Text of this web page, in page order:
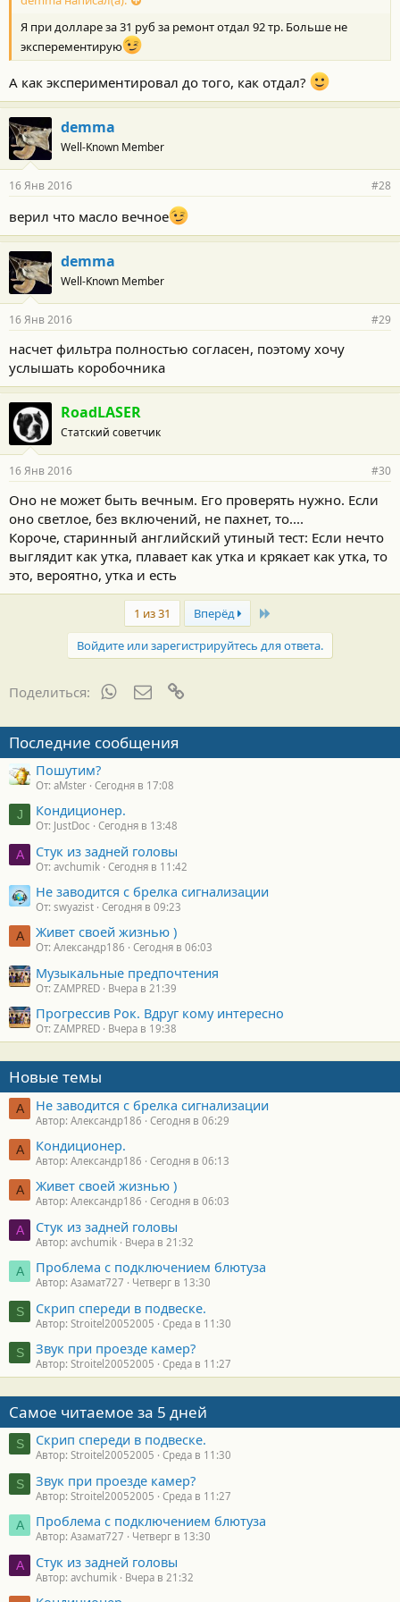
Я при долларе за 31 руб за ремонт отдал 92 тр. Больше не
эксперементирую
А как экспериментировал до того, как отдал?
demma
Well-Known Member
16 Янв 2016 #28
верил что масло вечное
demma
Well-Known Member
16 Янв 2016 #29
насчет фильтра полностью согласен, поэтому хочу
услышать коробочника
RoadLASER
Статский советчик
16 Янв 2016 #30
Оно не может быть вечным. Его проверять нужно. Если
оно светлое, без включений, не пахнет, то....
Короче, старинный английский утиный тест: Если нечто
выглядит как утка, плавает как утка и крякает как утка, то
это, вероятно, утка и есть
1 из 31 Вперёд
Войдите или зарегистрируйтесь для ответа.
Поделиться: WhatsAppЭлектронная почта
Последние сообщения
Пошутим?
От: aMster Сегодня в 17:08
J Кондиционер.
От: JustDoc Сегодня в 13:48
A Стук из задней головы
От: avchumik Сегодня в 11:42
Не заводится с брелка сигнализации
От: swyazist Сегодня в 09:23
А Живет своей жизнью )
От: Александр186 Сегодня в 06:03
Музыкальные предпочтения
От: ZAMPRED Вчера в 21:39
Прогрессив Рок. Вдруг кому интересно
От: ZAMPRED Вчера в 19:38
Новые темы
А Не заводится с брелка сигнализации
Автор: Александр186 Сегодня в 06:29
А Кондиционер.
Автор: Александр186 Сегодня в 06:13
А Живет своей жизнью )
Автор: Александр186 Сегодня в 06:03
A Стук из задней головы
Автор: avchumik Вчера в 21:32
А Проблема с подключением блютуза
Автор: Азамат727 Четверг в 13:30
S Скрип спереди в подвеске.
Автор: Stroitel20052005 Среда в 11:30
S Звук при проезде камер?
Автор: Stroitel20052005 Среда в 11:27
Самое читаемое за 5 дней
S Скрип спереди в подвеске.
Автор: Stroitel20052005 Среда в 11:30
S Звук при проезде камер?
Автор: Stroitel20052005 Среда в 11:27
А Проблема с подключением блютуза
Автор: Азамат727 Четверг в 13:30
A Стук из задней головы
Автор: avchumik Вчера в 21:32